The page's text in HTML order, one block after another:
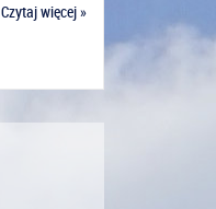
Czytaj więcej »